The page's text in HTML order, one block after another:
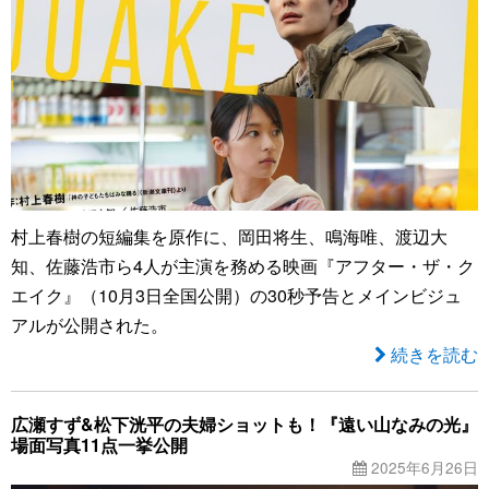
村上春樹の短編集を原作に、岡田将生、鳴海唯、渡辺大
知、佐藤浩市ら4人が主演を務める映画『アフター・ザ・ク
エイク』（10月3日全国公開）の30秒予告とメインビジュ
アルが公開された。
続きを読む
広瀬すず&松下洸平の夫婦ショットも！『遠い山なみの光』
場面写真11点一挙公開
2025年6月26日